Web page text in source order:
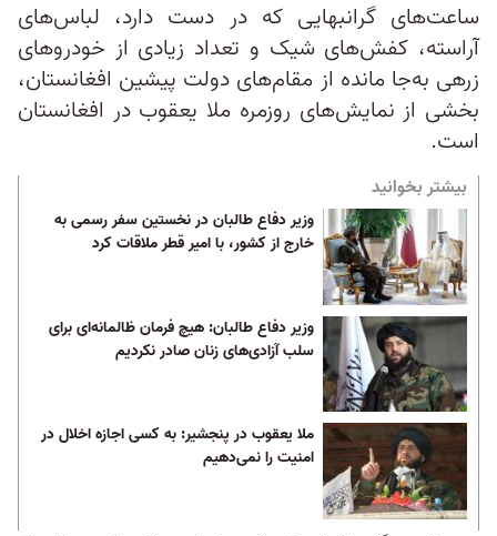
ساعت‌های گرانبهایی که در دست دارد، لباس‌های
آراسته، کفش‌های شیک و تعداد زیادی از خودروهای
زرهی به‌جا مانده از مقام‌های دولت پیشین افغانستان،
بخشی از نمایش‌های روزمره ملا یعقوب در افغانستان
است.
بیشتر بخوانید
وزیر دفاع طالبان در نخستین سفر رسمی به
خارج از کشور، با امیر قطر ملاقات کرد
وزیر دفاع طالبان: هیچ فرمان ظالمانه‌ای برای
سلب آزادی‌های زنان صادر نکردیم
ملا یعقوب در پنجشیر: به کسی اجازه اخلال در
امنیت را نمی‌دهیم